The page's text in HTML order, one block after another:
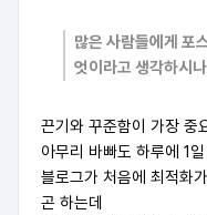
많은 사람들에게 포
엇이라고 생각하시
끈기와 꾸준함이 가장 중
아무리 바빠도 하루에 1
블로그가 처음에 최적화
곤 하는데